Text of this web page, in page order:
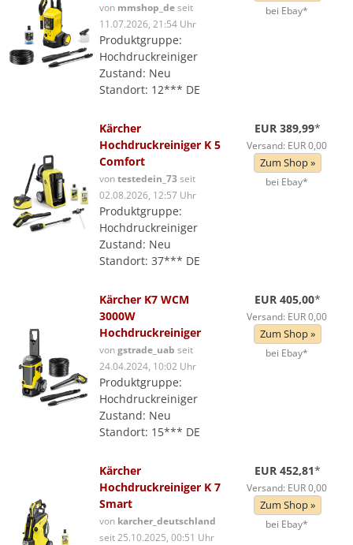
von mmshop_deseit
11.07.2026, 21:54 Uhr
Produktgruppe:
Hochdruckreiniger
Zustand: Neu
Standort: 12*** DE
bei Ebay*
Kärcher
Hochdruckreiniger K 5
Comfort
vontestedein_73seit
02.08.2026, 12:57 Uhr
Produktgruppe:
Hochdruckreiniger
Zustand: Neu
Standort: 37*** DE
EUR 389,99*
Versand: EUR 0,00
Zum Shop »
bei Ebay*
Kärcher K7 WCM
3000W
Hochdruckreiniger
vongstrade_uab seit
24.04.2024, 10:02 Uhr
Produktgruppe:
Hochdruckreiniger
Zustand: Neu
Standort: 15*** DE
EUR 405,00*
Versand: EUR 0,00
Zum Shop »
bei Ebay*
Kärcher
Hochdruckreiniger K 7
Smart
von karcher_deutschland
seit 25.10.2025, 00:51 Uhr
EUR 452,81*
Versand: EUR 0,00
Zum Shop »
bei Ebay*